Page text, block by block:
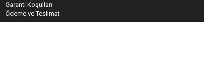
Garanti Koşulları
Ödeme ve Teslimat